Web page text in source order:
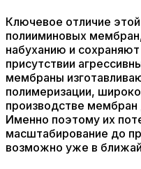
Ключевое отличие
полииминовых
набуханию и
присутствии
мембраны
полимеризации,
производстве
Именно поэтому их
масштабирование до
возможно уже в